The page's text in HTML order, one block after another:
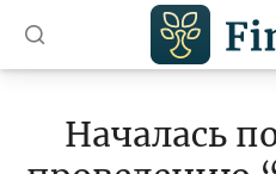
Статьи
Началась